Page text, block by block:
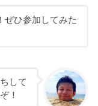
ぜひ参加してみた
して
！